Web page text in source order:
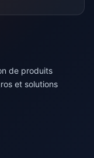
de produits
et solutions